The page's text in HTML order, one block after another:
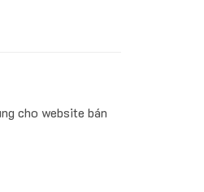
cho website bán